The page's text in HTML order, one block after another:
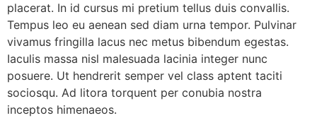
placerat. In id cursus mi pretium tellus duis convallis.
Tempus leo eu aenean sed diam urna tempor. Pulvinar
vivamus fringilla lacus nec metus bibendum egestas.
Iaculis massa nisl malesuada lacinia integer nunc
posuere. Ut hendrerit semper vel class aptent taciti
sociosqu. Ad litora torquent per conubia nostra
inceptos himenaeos.